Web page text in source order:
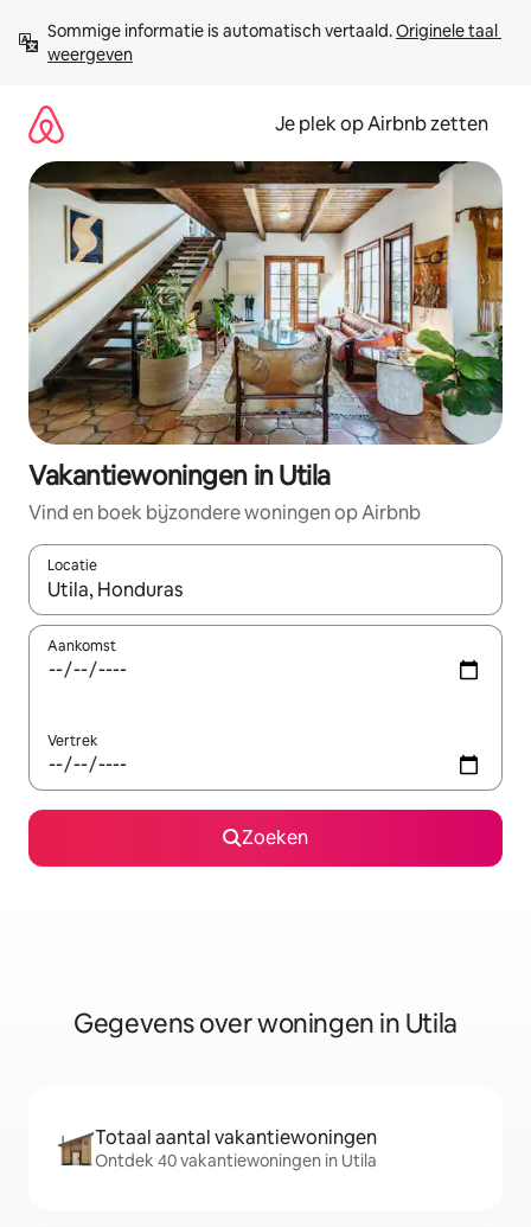
direct
naar
Sommige informatie is automatisch vertaald. Originele taal
weergeven
Je plek op Airbnb zetten
Vakantiewoningen in Utila
Vind en boek bijzondere woningen op Airbnb
Locatie
Wanneer er resultaten beschikbaar zijn, maak je een keuze
Aankomst
Vertrek
Zoeken
Gegevens over woningen in Utila
Totaal aantal vakantiewoningen
Ontdek 40 vakantiewoningen in Utila